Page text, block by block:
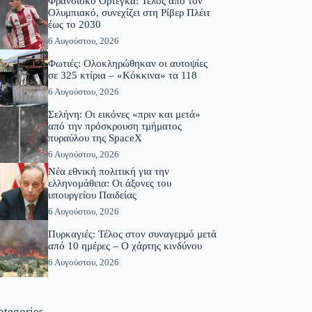
Ολυμπιακό, συνεχίζει στη Ρίβερ Πλέιτ
έως το 2030
6 Αυγούστου, 2026
Φωτιές: Ολοκληρώθηκαν οι αυτοψίες
σε 325 κτίρια – «Κόκκινα» τα 118
6 Αυγούστου, 2026
Σελήνη: Οι εικόνες «πριν και μετά»
από την πρόσκρουση τμήματος
πυραύλου της SpaceX
6 Αυγούστου, 2026
Νέα εθνική πολιτική για την
ελληνομάθεια: Οι άξονες του
υπουργείου Παιδείας
6 Αυγούστου, 2026
Πυρκαγιές: Τέλος στον συναγερμό μετά
από 10 ημέρες – Ο χάρτης κινδύνου
6 Αυγούστου, 2026